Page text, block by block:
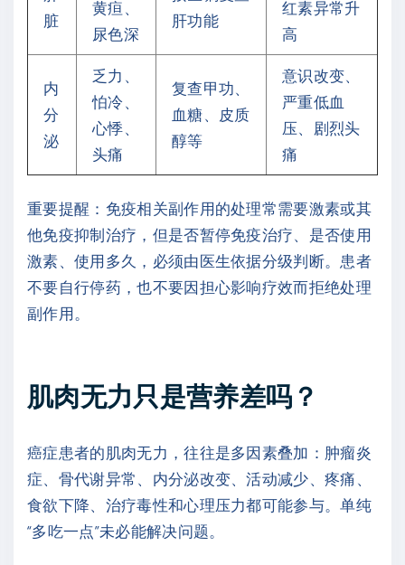
脏
黄疸、
尿色深
肝功能
红素异常升
高
内
分
泌
乏力、
怕冷、
心悸、
头痛
复查甲功、
血糖、皮质
醇等
意识改变、
严重低血
压、剧烈头
痛
重要提醒：免疫相关副作用的处理常需要激素或其
他免疫抑制治疗，但是否暂停免疫治疗、是否使用
激素、使用多久，必须由医生依据分级判断。患者
不要自行停药，也不要因担心影响疗效而拒绝处理
副作用。
肌肉无力只是营养差吗？
癌症患者的肌肉无力，往往是多因素叠加：肿瘤炎
症、骨代谢异常、内分泌改变、活动减少、疼痛、
食欲下降、治疗毒性和心理压力都可能参与。单纯
“多吃一点”未必能解决问题。